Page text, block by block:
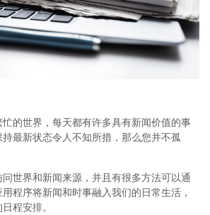
的世界，每天都有许多具有新闻价值的事
最新状态令人不知所措，那么您并不孤
世界和新闻来源，并且有很多方法可以通
程序将新闻和时事融入我们的日常生活，
程安排。